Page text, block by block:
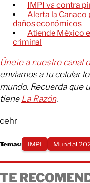
IMPI va contra
Alerta la Canaco
daños económicos
Atiende México
criminal
Únete a nuestro canal
enviamos a tu celular
mundo. Recuerda que
tiene La Razón.
cehr
Temas: IMPI Mundial
TE